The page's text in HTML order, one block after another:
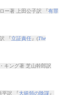
ー著 上田公子訳 『有罪
『立証責任』(The
キング著 芝山幹郎訳
平訳 『大統領の陰謀』